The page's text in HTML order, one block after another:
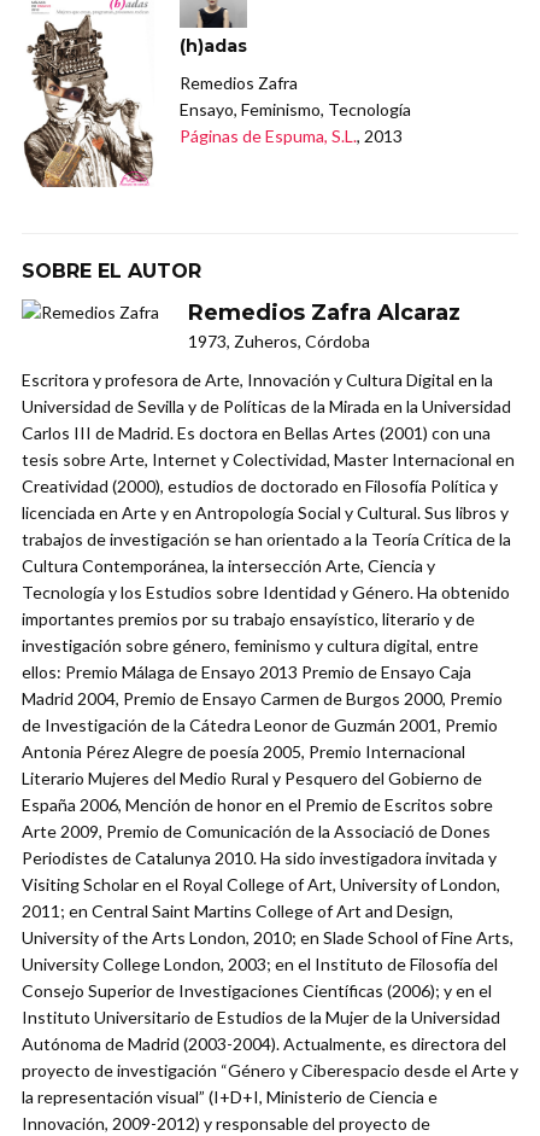
(h)adas
Remedios Zafra
Ensayo, Feminismo, Tecnología
Páginas de Espuma, S.L., 2013
SOBRE EL AUTOR
Remedios Zafra Alcaraz
1973, Zuheros, Córdoba
Escritora y profesora de Arte, Innovación y Cultura Digital en la
Universidad de Sevilla y de Políticas de la Mirada en la Universidad
Carlos III de Madrid. Es doctora en Bellas Artes (2001) con una
tesis sobre Arte, Internet y Colectividad, Master Internacional en
Creatividad (2000), estudios de doctorado en Filosofía Política y
licenciada en Arte y en Antropología Social y Cultural. Sus libros y
trabajos de investigación se han orientado a la Teoría Crítica de la
Cultura Contemporánea, la intersección Arte, Ciencia y
Tecnología y los Estudios sobre Identidad y Género. Ha obtenido
importantes premios por su trabajo ensayístico, literario y de
investigación sobre género, feminismo y cultura digital, entre
ellos: Premio Málaga de Ensayo 2013 Premio de Ensayo Caja
Madrid 2004, Premio de Ensayo Carmen de Burgos 2000, Premio
de Investigación de la Cátedra Leonor de Guzmán 2001, Premio
Antonia Pérez Alegre de poesía 2005, Premio Internacional
Literario Mujeres del Medio Rural y Pesquero del Gobierno de
España 2006, Mención de honor en el Premio de Escritos sobre
Arte 2009, Premio de Comunicación de la Associació de Dones
Periodistes de Catalunya 2010. Ha sido investigadora invitada y
Visiting Scholar en el Royal College of Art, University of London,
2011; en Central Saint Martins College of Art and Design,
University of the Arts London, 2010; en Slade School of Fine Arts,
University College London, 2003; en el Instituto de Filosofía del
Consejo Superior de Investigaciones Científicas (2006); y en el
Instituto Universitario de Estudios de la Mujer de la Universidad
Autónoma de Madrid (2003-2004). Actualmente, es directora del
proyecto de investigación “Género y Ciberespacio desde el Arte y
la representación visual” (I+D+I, Ministerio de Ciencia e
Innovación, 2009-2012) y responsable del proyecto de